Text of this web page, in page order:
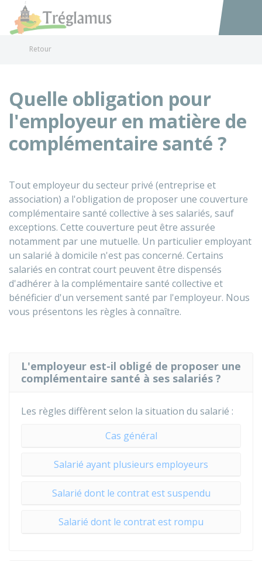
Accéder
Retour
Quelle obligation pour
l'employeur en matière de
complémentaire santé ?
Tout employeur du secteur privé (entreprise et
association) a l'obligation de proposer une couverture
complémentaire santé collective à ses salariés, sauf
exceptions. Cette couverture peut être assurée
notamment par une mutuelle. Un particulier employant
un salarié à domicile n'est pas concerné. Certains
salariés en contrat court peuvent être dispensés
d'adhérer à la complémentaire santé collective et
bénéficier d'un versement santé par l'employeur. Nous
vous présentons les règles à connaître.
L'employeur est-il obligé de proposer une
complémentaire santé à ses salariés ?
Les règles diffèrent selon la situation du salarié :
Cas général
Salarié ayant plusieurs employeurs
Salarié dont le contrat est suspendu
Salarié dont le contrat est rompu